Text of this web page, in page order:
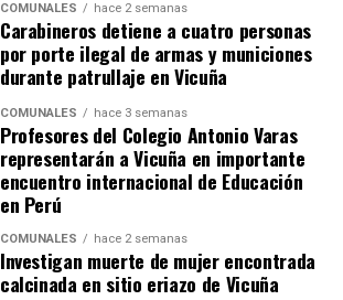
COMUNALES hace 2 semanas
Carabineros detiene a cuatro personas
por porte ilegal de armas y municiones
durante patrullaje en Vicuña
COMUNALES hace 3 semanas
Profesores del Colegio Antonio Varas
representarán a Vicuña en importante
encuentro internacional de Educación
en Perú
COMUNALES hace 2 semanas
Investigan muerte de mujer encontrada
calcinada en sitio eriazo de Vicuña